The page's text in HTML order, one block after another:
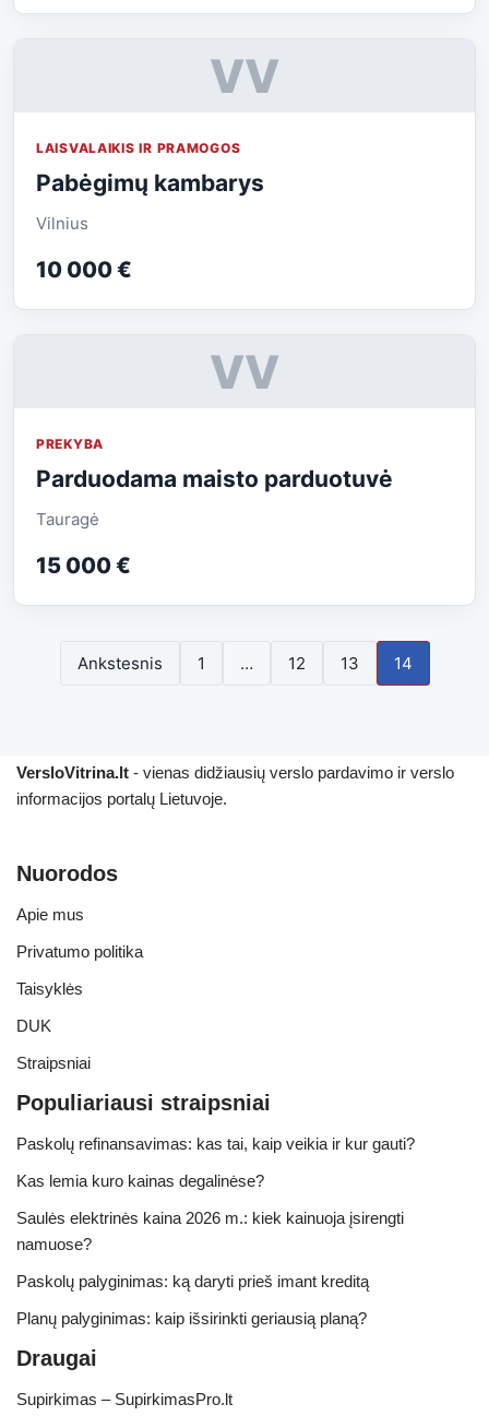
VV
LAISVALAIKIS IR PRAMOGOS
Pabėgimų kambarys
Vilnius
10 000 €
VV
PREKYBA
Parduodama maisto parduotuvė
Tauragė
15 000 €
Ankstesnis 1 … 12 13 14
VersloVitrina.lt - vienas didžiausių verslo pardavimo ir verslo
informacijos portalų Lietuvoje.
Nuorodos
Apie mus
Privatumo politika
Taisyklės
DUK
Straipsniai
Populiariausi straipsniai
Paskolų refinansavimas: kas tai, kaip veikia ir kur gauti?
Kas lemia kuro kainas degalinėse?
Saulės elektrinės kaina 2026 m.: kiek kainuoja įsirengti
namuose?
Paskolų palyginimas: ką daryti prieš imant kreditą
Planų palyginimas: kaip išsirinkti geriausią planą?
Draugai
Supirkimas – SupirkimasPro.lt